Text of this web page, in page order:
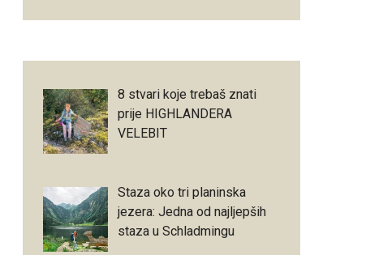
8 stvari koje trebaš znati
prije HIGHLANDERA
VELEBIT
Staza oko tri planinska
jezera: Jedna od najljepših
staza u Schladmingu